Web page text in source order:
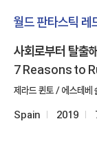
월드 판타스틱 레
사회로부터 탈출
7 Reasons to
제라드 퀸토 / 에스테베
Spain 2019